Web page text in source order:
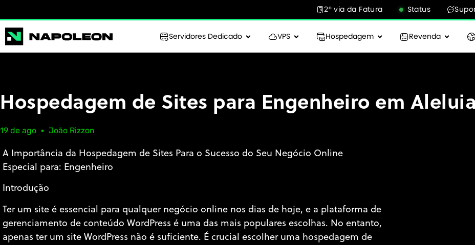
2° via da Fatura Status
Servidores Dedicado VPS Hospedagem Revenda
Hospedagem de Sites para Engenheiro em Aleluia
19 de ago João Rizzon
A Importância da Hospedagem de Sites Para o Sucesso do Seu Negócio Online
Especial para: Engenheiro
Introdução
Ter um site é essencial para qualquer negócio online nos dias de hoje, e a plataforma de
gerenciamento de conteúdo WordPress é uma das mais populares escolhas. No entanto,
apenas ter um site WordPress não é suficiente. É crucial escolher uma hospedagem de